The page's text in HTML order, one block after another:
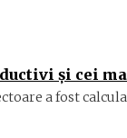
şi cei
a fost